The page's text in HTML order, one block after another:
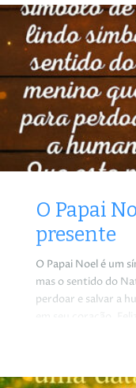
O Papai
presente
O Papai Noel é um
mas o sentido do
perdoar e salvar a